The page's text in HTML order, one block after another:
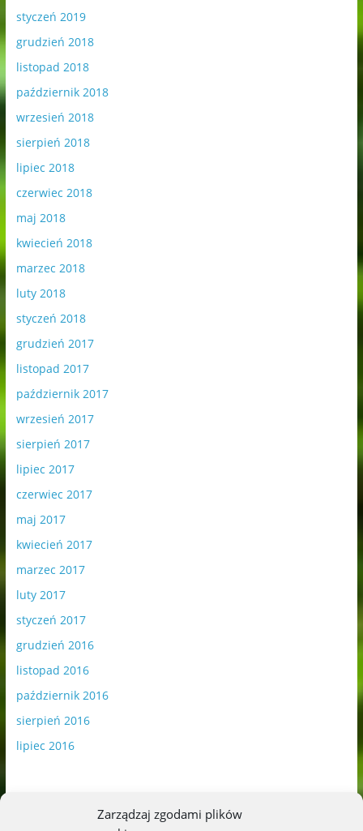
Zarządzaj zgodami plików
styczeń 2019
grudzień 2018
listopad 2018
październik 2018
wrzesień 2018
sierpień 2018
lipiec 2018
czerwiec 2018
maj 2018
kwiecień 2018
marzec 2018
luty 2018
styczeń 2018
grudzień 2017
listopad 2017
październik 2017
wrzesień 2017
sierpień 2017
lipiec 2017
czerwiec 2017
maj 2017
kwiecień 2017
marzec 2017
luty 2017
styczeń 2017
grudzień 2016
listopad 2016
październik 2016
sierpień 2016
lipiec 2016